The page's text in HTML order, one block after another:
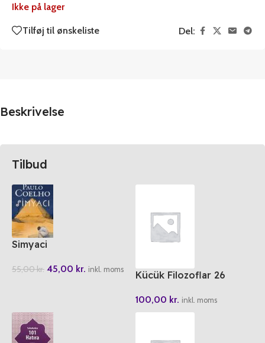
Ikke på lager
Tilføj til ønskeliste Del:
Beskrivelse
Tilbud
Simyaci
55,00kr. 45,00 kr. inkl. moms
Kücük Filozoflar 26
Nietzsche
100,00 kr. inkl. moms